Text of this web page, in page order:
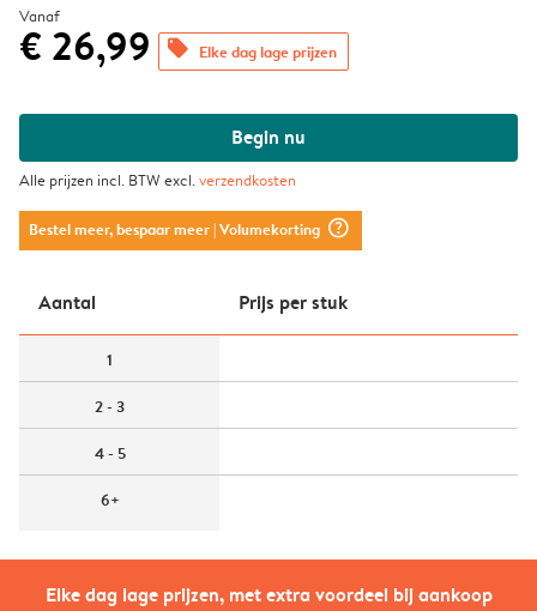
Elke dag lage prijzen, met extra voordeel bij aankoop
Vanaf
€ 26,99 offers Elke dag lage prijzen
Begin nu
Alle prijzen incl. BTW excl.verzendkosten
Bestel meer, bespaar meer| Volumekorting question_mark_circle
Aantal Prijs per stuk
1
2 - 3
4 - 5
6+